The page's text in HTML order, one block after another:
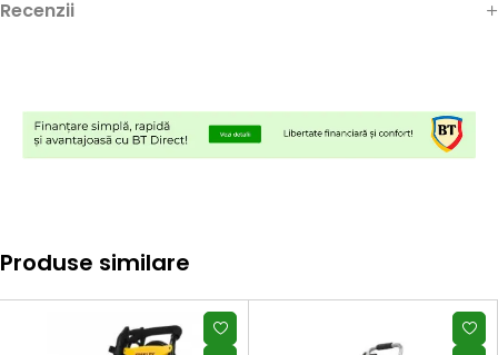
Recenzii
Produse similare